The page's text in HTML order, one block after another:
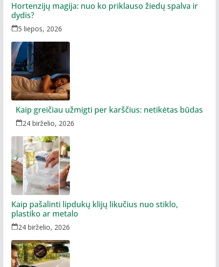
Hortenzijų magija: nuo ko priklauso žiedų spalva ir
dydis?
5 liepos, 2026
Kaip greičiau užmigti per karščius: netikėtas būdas
24 birželio, 2026
Kaip pašalinti lipdukų klijų likučius nuo stiklo,
plastiko ar metalo
24 birželio, 2026